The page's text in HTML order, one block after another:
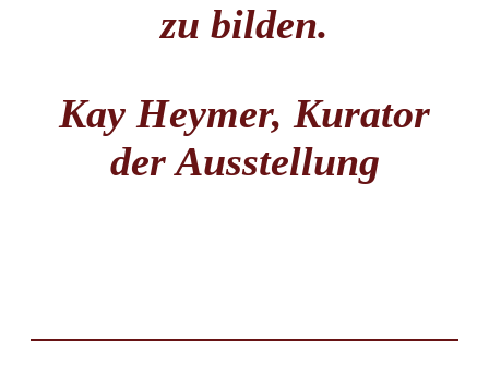
zu bilden.
Kay Heymer, Kurator
der Ausstellung